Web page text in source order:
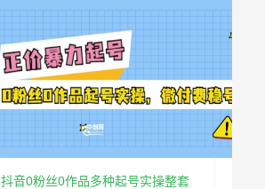
抖音0粉丝0作品多种起号实操整套